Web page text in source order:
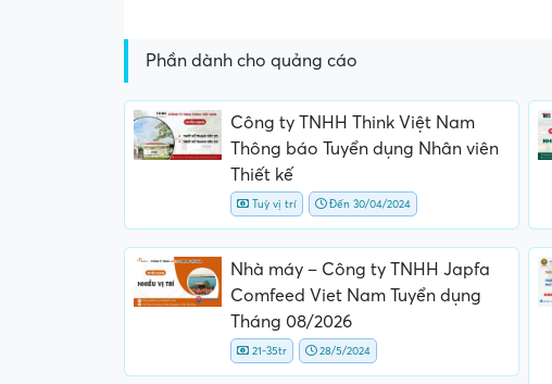
Phần dành cho quảng cáo
Công ty TNHH Think Việt Nam
Thông báo Tuyển dụng Nhân viên
Thiết kế
Tuỳ vị trí Đến 30/04/2024
Nhà máy – Công ty TNHH Japfa
Comfeed Viet Nam Tuyển dụng
Tháng 08/2026
21-35tr 28/5/2024